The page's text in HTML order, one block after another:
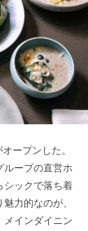
ープンした。
ループの直営ホ
シックで落ち着
力的なのが、
メインダイニン